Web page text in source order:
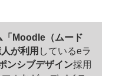
「Moodle（ムード
が利用 しているeラ
ンシブデザイン採用